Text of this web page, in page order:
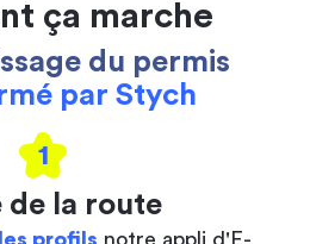
ça marche
du permis
par Stych
1
de la route
profils notre appli d'E-